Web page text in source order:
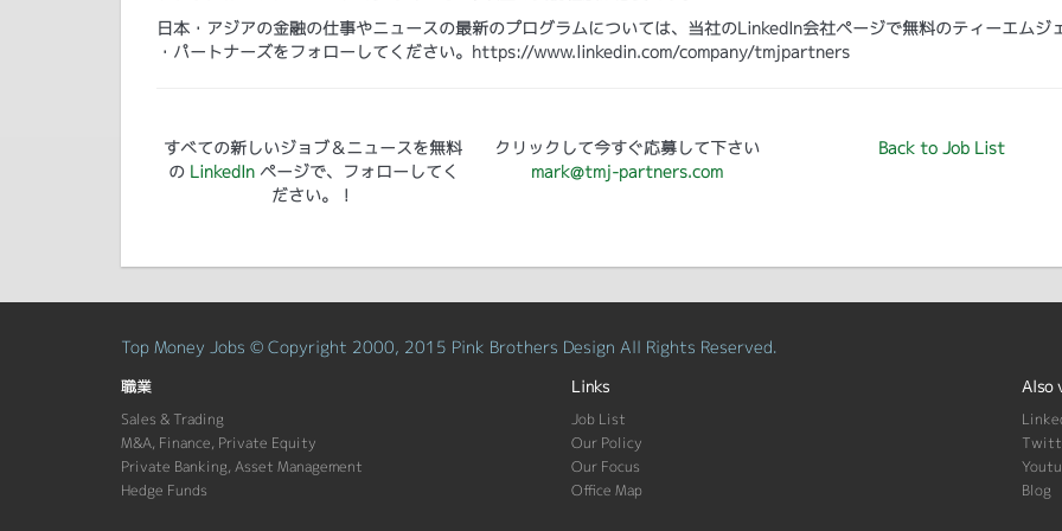
日本・アジアの金融の仕事やニュースの最新のプログラムについては、当社のLinkedIn会社ページで無料のティーエムジ
・パートナーズをフォローしてください。https://www.linkedin.com/company/tmjpartners
すべての新しいジョブ＆ニュースを無料
の LinkedInページで、フォローしてく
ださい。！
クリックして今すぐ応募して下さい
mark@tmj-partners.com
Back to Job List
Top Money Jobs © Copyright 2000, 2015 Pink Brothers Design All Rights Reserved.
職業
Sales & Trading
M&A, Finance, Private Equity
Private Banking, Asset Management
Hedge Funds
Links
Job List
Our Policy
Our Focus
Office Map
Also
Blog